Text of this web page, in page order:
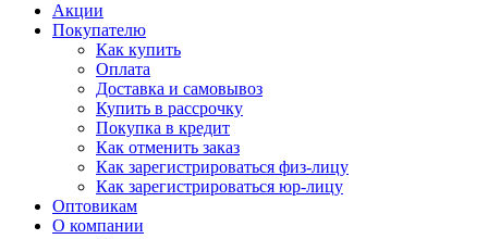
Акции
Покупателю
Как купить
Оплата
Доставка и самовывоз
Купить в рассрочку
Покупка в кредит
Как отменить заказ
Как зарегистрироваться физ-лицу
Как зарегистрироваться юр-лицу
Оптовикам
О компании